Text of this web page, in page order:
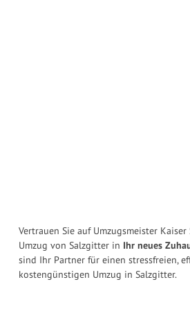
Vertrauen Sie auf Umzugsmeister
Umzug von Salzgitter in Ihr neues
sind Ihr Partner für einen stressfreien,
kostengünstigen Umzug in Salzgitter.